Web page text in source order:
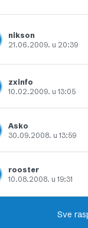
nikson
21.06.2009. u 20:39
zxinfo
10.02.2009. u 13:05
Dodajte u favorite
Asko
30.09.2008. u 13:59
Dodajte u favorite
rooster
10.08.2008. u 19:31
Dodajte u favorite
Sve